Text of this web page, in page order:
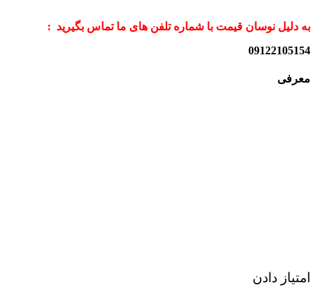
به دلیل نوسان قیمت با شماره تلفن های ما تماس بگیرید :
09122105154
معرفی
امتیاز دادن